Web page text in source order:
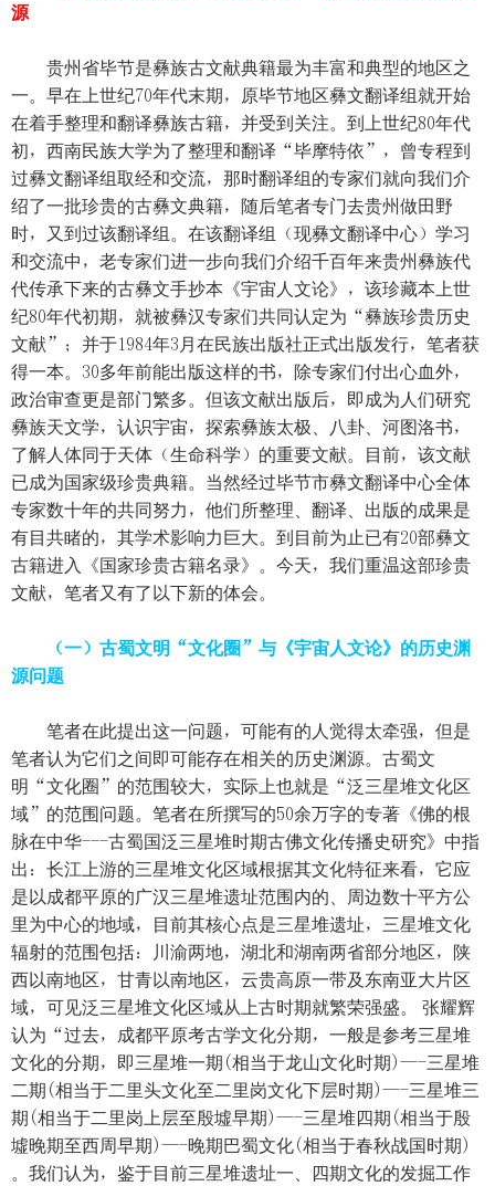
源
贵州省毕节是彝族古文献典籍最为丰富和典型的地区之
一。早在上世纪70年代末期，原毕节地区彝文翻译组就开始
在着手整理和翻译彝族古籍，并受到关注。到上世纪80年代
初，西南民族大学为了整理和翻译“毕摩特依”，曾专程到
过彝文翻译组取经和交流，那时翻译组的专家们就向我们介
绍了一批珍贵的古彝文典籍，随后笔者专门去贵州做田野
时，又到过该翻译组。在该翻译组（现彝文翻译中心）学习
和交流中，老专家们进一步向我们介绍千百年来贵州彝族代
代传承下来的古彝文手抄本《宇宙人文论》，该珍藏本上世
纪80年代初期，就被彝汉专家们共同认定为“彝族珍贵历史
文献”；并于1984年3月在民族出版社正式出版发行，笔者获
得一本。30多年前能出版这样的书，除专家们付出心血外，
政治审查更是部门繁多。但该文献出版后，即成为人们研究
彝族天文学，认识宇宙，探索彝族太极、八卦、河图洛书，
了解人体同于天体（生命科学）的重要文献。目前，该文献
已成为国家级珍贵典籍。当然经过毕节市彝文翻译中心全体
专家数十年的共同努力，他们所整理、翻译、出版的成果是
有目共睹的，其学术影响力巨大。到目前为止已有20部彝文
古籍进入《国家珍贵古籍名录》。今天，我们重温这部珍贵
文献，笔者又有了以下新的体会。
（一）古蜀文明“文化圈”与《宇宙人文论》的历史渊
源问题
笔者在此提出这一问题，可能有的人觉得太牵强，但是
笔者认为它们之间即可能存在相关的历史渊源。古蜀文
明“文化圈”的范围较大，实际上也就是“泛三星堆文化区
域”的范围问题。笔者在所撰写的50余万字的专著《佛的根
脉在中华---古蜀国泛三星堆时期古佛文化传播史研究》中指
出：长江上游的三星堆文化区域根据其文化特征来看，它应
是以成都平原的广汉三星堆遗址范围内的、周边数十平方公
里为中心的地域，目前其核心点是三星堆遗址，三星堆文化
辐射的范围包括：川渝两地，湖北和湖南两省部分地区，陕
西以南地区，甘青以南地区，云贵高原一带及东南亚大片区
域，可见泛三星堆文化区域从上古时期就繁荣强盛。 张耀辉
认为“过去，成都平原考古学文化分期，一般是参考三星堆
文化的分期，即三星堆一期(相当于龙山文化时期)—-三星堆
二期(相当于二里头文化至二里岗文化下层时期)—-三星堆三
期(相当于二里岗上层至殷墟早期)—-三星堆四期(相当于殷
墟晚期至西周早期)—-晚期巴蜀文化(相当于春秋战国时期)
。我们认为，鉴于目前三星堆遗址一、四期文化的发掘工作